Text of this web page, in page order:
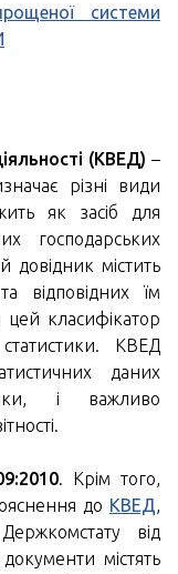
системи
(КВЕД) –
різні види
як засіб для
господарських
довідник містить
відповідних їм
класифікатор
КВЕД
даних
і важливо
. Крім того,
до КВЕД,
від
містять